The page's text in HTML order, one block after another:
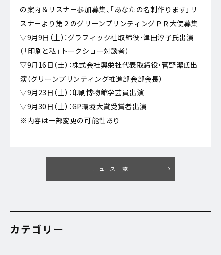
の案内＆リスナー参加募集、「あなたの名刺作ります」リ
スナーより第２のグリーンプリンティングＰＲ大使募集
▽9月9日（土）：グラフィック社取締役・津田淳子氏出演
（「印刷と私」トークショー対談者）
▽9月16日（土）：株式会社興栄社代表取締役・菅野潔氏出
演（グリーンプリンティング推進部会部会長）
▽9月23日（土）：印刷博物館学芸員出演
▽9月30日（土）：GP環境大賞受賞者出演
※内容は一部変更の可能性あり
ニュース一覧
カテゴリー